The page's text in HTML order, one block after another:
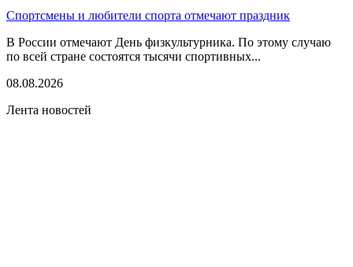
Спортсмены и любители спорта отмечают праздник
В России отмечают День физкультурника. По этому случаю
по всей стране состоятся тысячи спортивных...
08.08.2026
Лента новостей